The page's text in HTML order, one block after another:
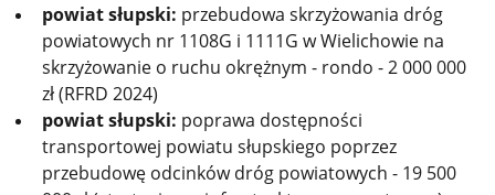
powiat słupski: przebudowa skrzyżowania dróg
powiatowych nr 1108G i 1111G w Wielichowie na
skrzyżowanie o ruchu okrężnym - rondo - 2 000 000
zł (RFRD 2024)
powiat słupski: poprawa dostępności
transportowej powiatu słupskiego poprzez
przebudowę odcinków dróg powiatowych - 19 500